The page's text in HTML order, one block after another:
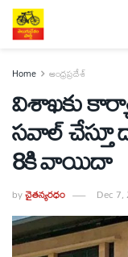
Home ఆంధ్రప్రదేశ్
విశాఖకు
సవాల్‌
8కి వాయిదా
byచైతన్యరధం Dec